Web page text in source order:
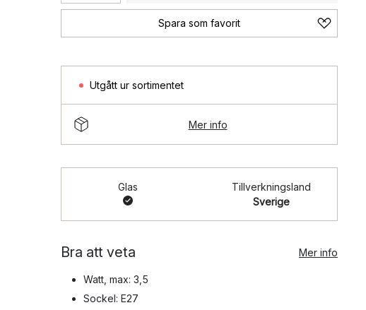
Spara som favorit
Utgått ur sortimentet
Mer info
Glas
Tillverkningsland
Sverige
Bra att veta Mer info
Watt, max: 3,5
Sockel: E27